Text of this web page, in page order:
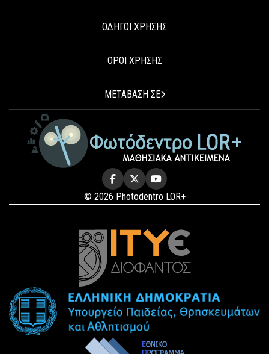
ΟΔΗΓΟΙ ΧΡΗΣΗΣ
ΟΡΟΙ ΧΡΗΣΗΣ
ΜΕΤΑΒΑΣΗ ΣΕ
© 2026 Photodentro LOR+